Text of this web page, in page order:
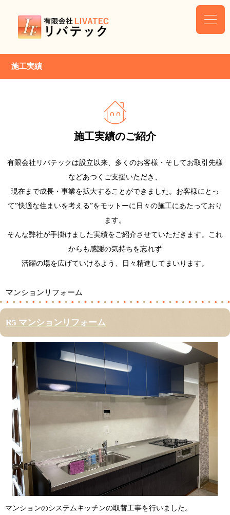
施工実績
施工実績のご紹介
有限会社リバテックは設立以来、多くのお客様・そしてお取引先様
などあつくご支援いただき、
現在まで成長・事業を拡大することができました。お客様にとっ
て”快適な住まいを考える”をモットーに日々の施工にあたっており
ます。
そんな弊社が手掛けました実績をご紹介させていただきます。これ
からも感謝の気持ちを忘れず
活躍の場を広げていけるよう、日々精進してまいります。
マンションリフォーム
R5 マンションリフォーム
マンションのシステムキッチンの取替工事を行いました。